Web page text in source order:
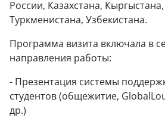
России, Казахстана,
Туркменистана, Узбекистана.
Программа визита включала в
направления работы:
- Презентация системы
студентов (общежитие,
др.)